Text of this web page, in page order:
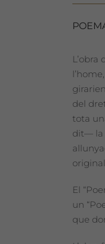
del
tota
dit— la
El
un
que